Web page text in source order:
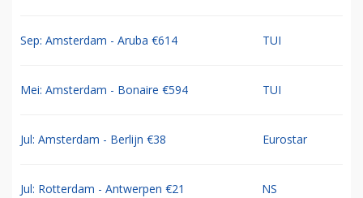
Sep: Amsterdam - Aruba €614 TUI
Mei: Amsterdam - Bonaire €594 TUI
Jul: Amsterdam - Berlijn €38 Eurostar
Jul: Rotterdam - Antwerpen €21 NS